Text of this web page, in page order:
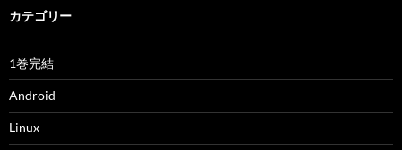
カテゴリー
1巻完結
Android
Linux